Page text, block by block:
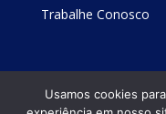
Trabalhe Conosco
Usamos cookies